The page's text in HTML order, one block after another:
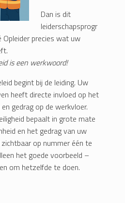
Dan is dit
leiderschapsprogr
Opleider precies wat uw
is een werkwoord!
begint bij de leiding. Uw
heeft directe invloed op het
gedrag op de werkvloer.
bepaalt in grote mate
en het gedrag van uw
op nummer één te
het goede voorbeeld –
om hetzelfde te doen.